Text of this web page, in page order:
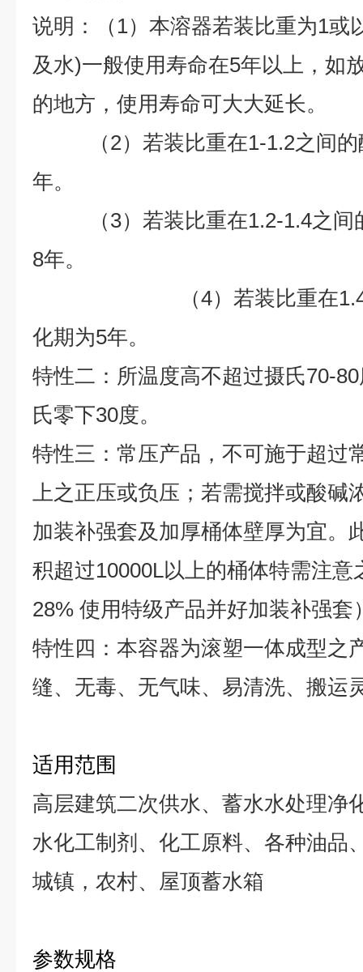
说明：（1）本溶器若装比重为1或
及水)一般使用寿命在5年以上，如
的地方，使用寿命可大大延长。
（2）若装比重在1-1.2之间的
年。
（3）若装比重在1.2-1.4之间
8年。
（4）若装比重在1.4以
化期为5年。
特性二：所温度高不超过摄氏70-
氏零下30度。
特性三：常压产品，不可施于超过
上之正压或负压；若需搅拌或酸碱
加装补强套及加厚桶体壁厚为宜。
积超过10000L以上的桶体特需注意
28% 使用特级产品并好加装补强套
特性四：本容器为滚塑一体成型之
缝、无毒、无气味、易清洗、搬运
适用范围
高层建筑二次供水、蓄水水处理净
水化工制剂、化工原料、各种油品
城镇，农村、屋顶蓄水箱
参数规格